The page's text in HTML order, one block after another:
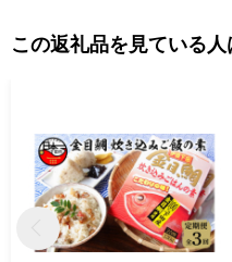
この返礼品を見ている